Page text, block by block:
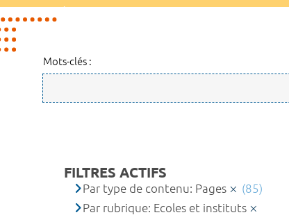
Mots-clés :
FILTRES ACTIFS
Par type de contenu: Pages
(85)
Par rubrique: Ecoles et instituts